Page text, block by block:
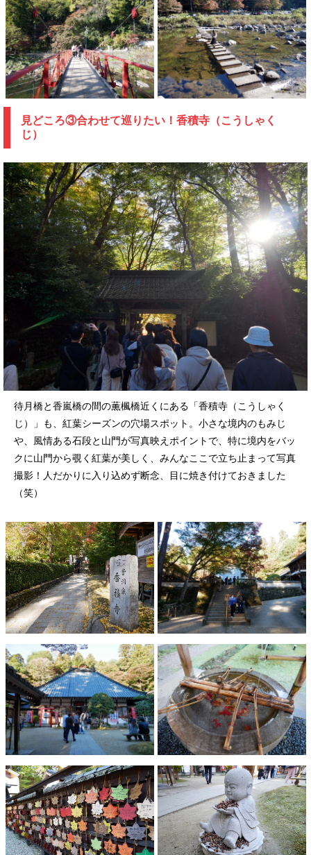
見どころ③合わせて巡りたい！香積寺（こうしゃく
じ）
待月橋と香嵐橋の間の薫楓橋近くにある「香積寺（こうしゃく
じ）」も、紅葉シーズンの穴場スポット。小さな境内のもみじ
や、風情ある石段と山門が写真映えポイントで、特に境内をバッ
クに山門から覗く紅葉が美しく、みんなここで立ち止まって写真
撮影！人だかりに入り込めず断念、目に焼き付けておきました
（笑）